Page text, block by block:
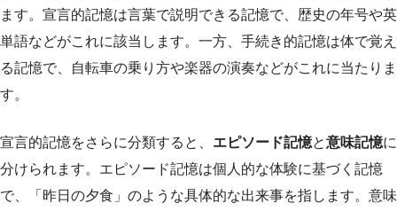
ます。宣言的記憶は言葉で説明できる記憶で、歴史の年号や英
単語などがこれに該当します。一方、手続き的記憶は体で覚え
る記憶で、自転車の乗り方や楽器の演奏などがこれに当たりま
す。
宣言的記憶をさらに分類すると、 エピソード記憶と意味記憶に
分けられます。エピソード記憶は個人的な体験に基づく記憶
で、「昨日の夕食」のような具体的な出来事を指します。意味